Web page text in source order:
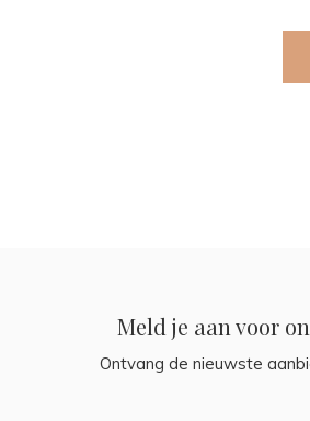
Meld je aan voor
Ontvang de nieuwste